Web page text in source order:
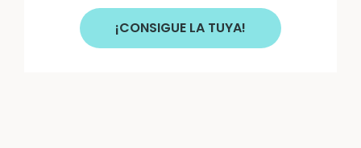
¡CONSIGUE LA TUYA!